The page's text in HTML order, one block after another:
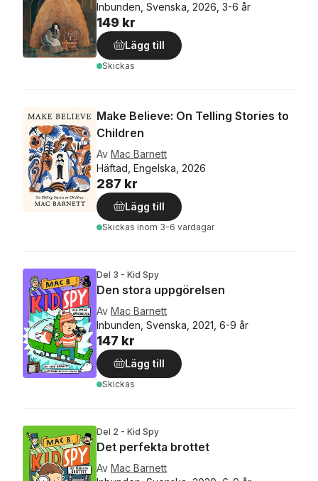
Inbunden, Svenska, 2026, 3-6 år
149 kr
Lägg till
Skickas
Make Believe: On Telling Stories to
Children
Av Mac Barnett
Häftad, Engelska, 2026
287 kr
Lägg till
Skickas inom 3-6 vardagar
Del 3 - Kid Spy
Den stora uppgörelsen
Av Mac Barnett
Inbunden, Svenska, 2021, 6-9 år
147 kr
Lägg till
Skickas
Del 2 - Kid Spy
Det perfekta brottet
Av Mac Barnett